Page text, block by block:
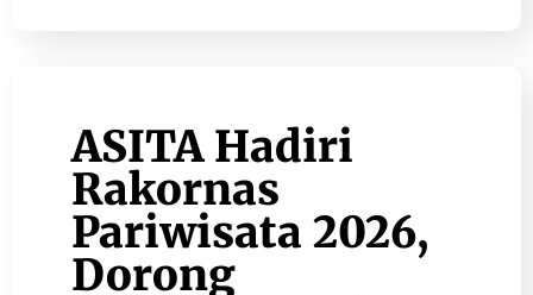
ASITA Hadiri
Rakornas
Pariwisata 2026,
Dorong